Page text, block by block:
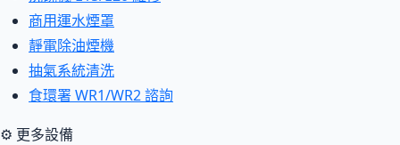
商用運水煙罩
靜電除油煙機
抽氣系統清洗
食環署 WR1/WR2 諮詢
⚙ 更多設備